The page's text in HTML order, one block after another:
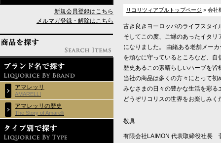
リコリツィアブルトップページ > 会社
古き良きヨーロッパのライフスタ
そしてこの度、ご縁のあったイタ
になりました。 由緒ある老舗メー
を頑なに守っているところなど、
歴史あるこの素晴らしいハーブを
当社の商品は多くの方々にとって
みなさまの日々の豊かな生活を彩
どうぞリコリスの世界をお楽しみく
敬具
有限会社LAIMON 代表取締役社
新規会員登録はこちら
メルマガ登録・解除はこちら
アマレッリ
AMARELLI
アマレッリの歴史
The Story of Amarelli